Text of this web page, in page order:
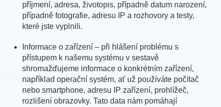
příjmení, adresa, životopis, případně datum narození,
případně fotografie, adresu IP a rozhovory a testy,
které jste vyplnili.
Informace o zařízení – při hlášení problému s
přístupem k našemu systému v sestavě
shromažďujeme informace o konkrétním zařízení,
například operační systém, ať už používáte počítač
nebo smartphone, adresu IP zařízení, prohlížeč,
rozlišení obrazovky. Tato data nám pomáhají